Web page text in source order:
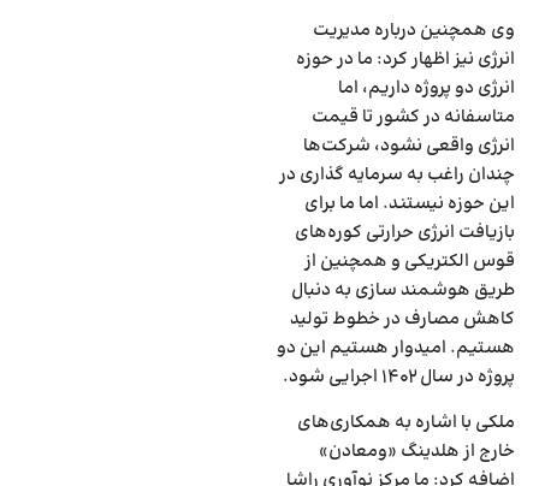
وی همچنین درباره مدیریت
انرژی نیز اظهار کرد: ما در حوزه
انرژی دو پروژه داریم، اما
متاسفانه در کشور تا قیمت
انرژی واقعی نشود، شرکت‌ها
چندان راغب به سرمایه گذاری در
این حوزه نیستند. اما ما برای
بازیافت انرژی حرارتی کوره‌های
قوس الکتریکی و همچنین از
طریق هوشمند سازی به دنبال
کاهش مصارف در خطوط تولید
هستیم. امیدوار هستیم این دو
پروژه در سال ۱۴۰۲ اجرایی شود.
ملکی با اشاره به همکاری‌های
خارج از هلدینگ «ومعادن»